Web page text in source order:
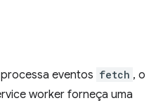
eventos fetch , o
worker forneça uma